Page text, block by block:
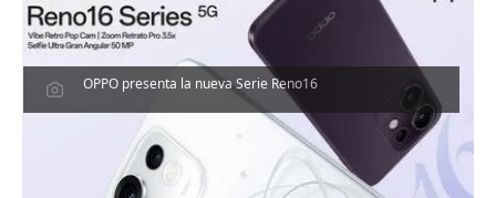
OPPO presenta la nueva Serie Reno16